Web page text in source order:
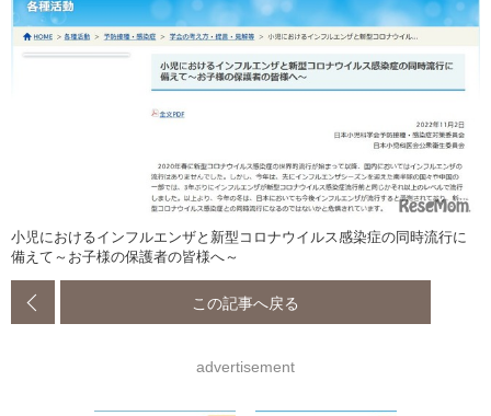
小児におけるインフルエンザと新型コロナウイルス感染症の同時流行に
備えて～お子様の保護者の皆様へ～
この記事へ戻る
advertisement